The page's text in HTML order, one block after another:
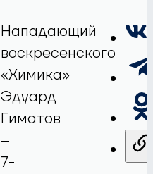
Нападающий
воскресенского
«Химика»
Эдуард
Гиматов
–
7-